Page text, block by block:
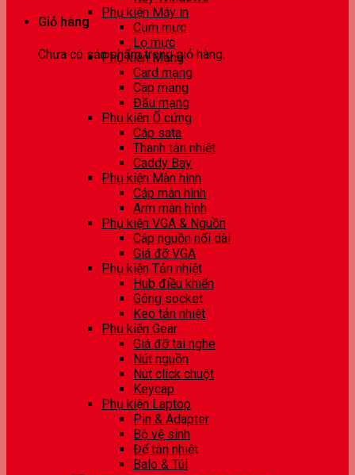
Giỏ hàng
Chưa có sản phẩm trong giỏ hàng.
Phụ kiện Máy in
Cụm mực
Lọ mực
Phụ kiện Mạng
Card mạng
Cáp mạng
Đầu mạng
Phụ kiện Ổ cứng
Cáp sata
Thanh tản nhiệt
Caddy Bay
Phụ kiện Màn hình
Cáp màn hình
Arm màn hình
Phụ kiện VGA & Nguồn
Cáp nguồn nối dài
Giá đỡ VGA
Phụ kiện Tản nhiệt
Hub điều khiển
Gông socket
Keo tản nhiệt
Phụ kiện Gear
Giá đỡ tai nghe
Nút nguồn
Nút click chuột
Keycap
Phụ kiện Laptop
Pin & Adapter
Bộ vệ sinh
Đế tản nhiệt
Balo & Túi